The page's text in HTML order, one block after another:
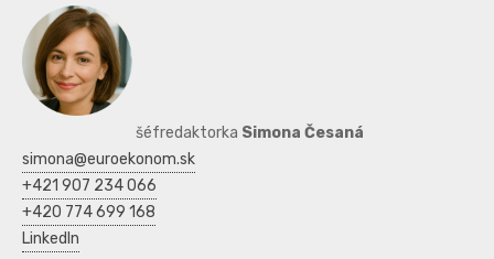
šéfredaktorka Simona Česaná
simona@euroekonom.sk
+421 907 234 066
+420 774 699 168
LinkedIn